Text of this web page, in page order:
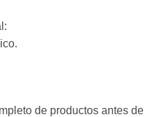
de productos antes